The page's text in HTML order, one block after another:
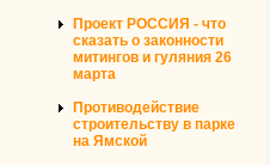
Проект РОССИЯ - что
сказать о законности
митингов и гуляния 26
марта
Противодействие
строительству в парке
на Ямской